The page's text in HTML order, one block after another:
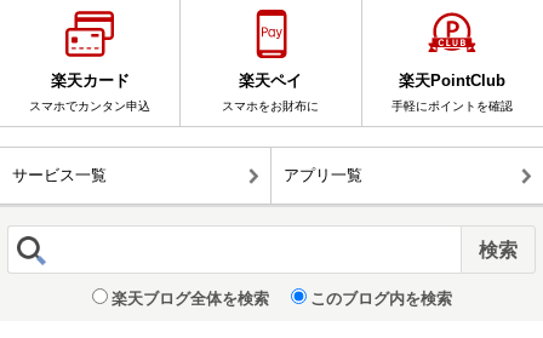
楽天カード
スマホでカンタン申込
楽天ペイ
スマホをお財布に
楽天PointClub
手軽にポイントを確認
サービス一覧 アプリ一覧
楽天ブログ全体を検索 このブログ内を検索